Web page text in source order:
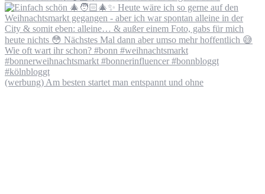
(werbung) Am besten startet man entspannt und ohne